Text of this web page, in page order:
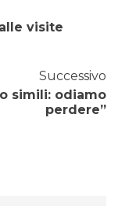
visite
Successivo
simili: odiamo
perdere”